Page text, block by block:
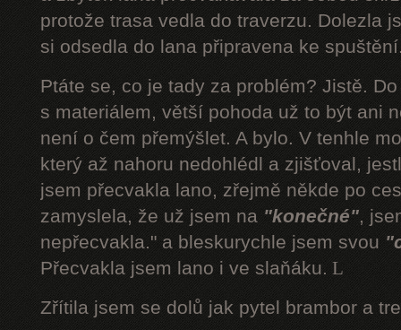
protože trasa vedla do traverzu. Dolezla
si odsedla do lana připravena ke
Ptáte se, co je tady za problém? Jistě.
s materiálem, větší pohoda už to být ani
není o čem přemýšlet. A bylo. V tenhle
který až nahoru nedohlédl a zjišťoval,
jsem přecvakla lano, zřejmě někde po
zamyslela, že už jsem na "konečné",
nepřecvakla." a bleskurychle jsem svou
Přecvakla jsem lano i ve slaňáku. L
Zřítila jsem se dolů jak pytel brambor a